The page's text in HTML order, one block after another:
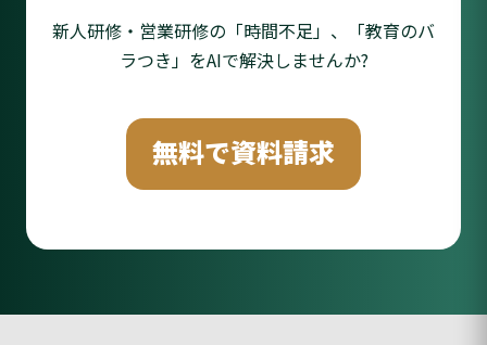
新人研修・営業研修の「時間不足」、「教育のバ
ラつき」をAIで解決しませんか?
無料で資料請求